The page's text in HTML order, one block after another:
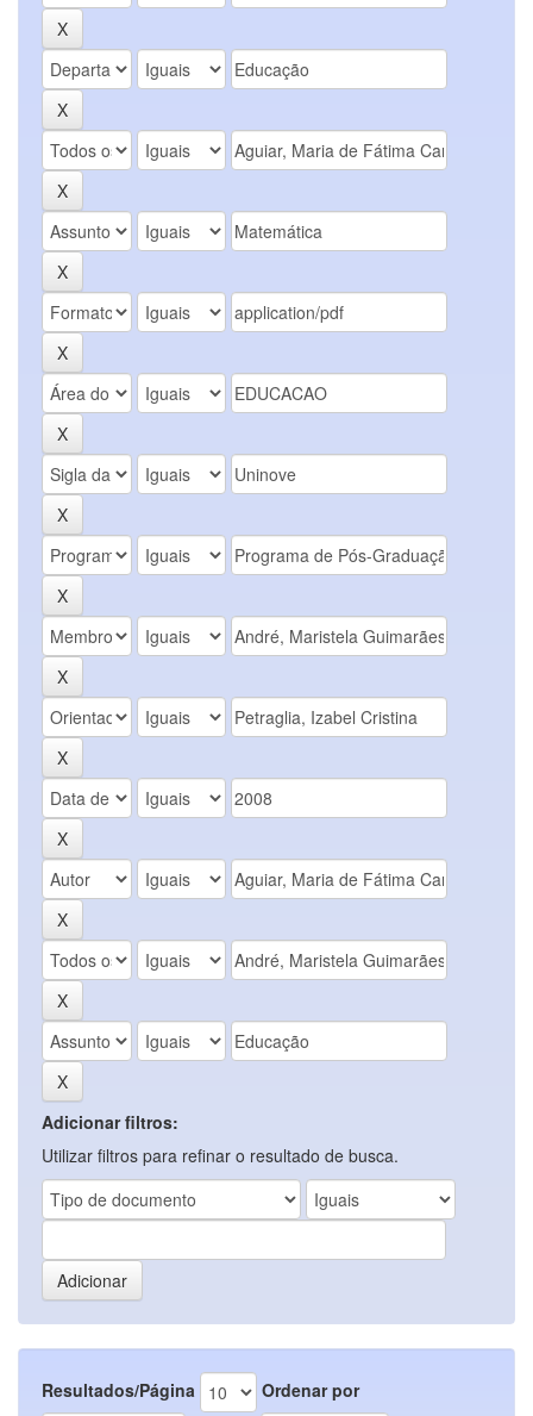
Adicionar filtros:
Utilizar filtros para refinar o resultado de busca.
Resultados/Página Ordenar por